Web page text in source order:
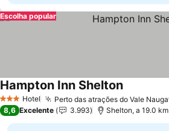
Escolha popular
3 EstrelasHotel Perto das atrações do Vale
Hampton Inn Shelton
8,6 Excelente 3.993 Shelton, a 19.0